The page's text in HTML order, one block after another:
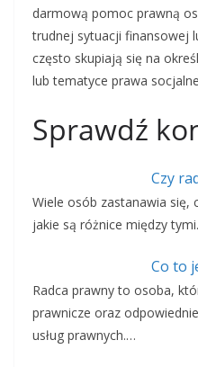
darmową pomoc prawną
trudnej sytuacji finansowej
często skupiają się na
lub tematyce prawa
Sprawdź
Czy
Wiele osób zastanawia się,
jakie są różnice między
Co to
Radca prawny to osoba,
prawnicze oraz
usług prawnych.…